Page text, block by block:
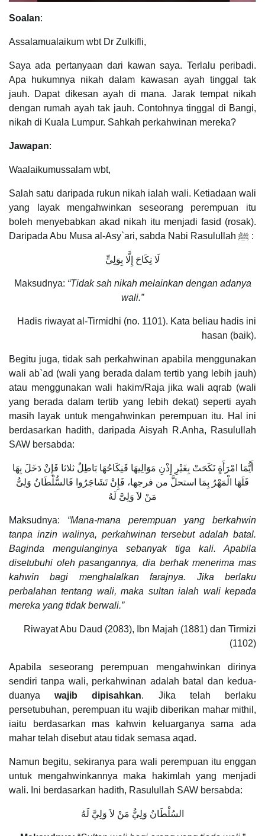
Soa lan:
Assalamualaikum wbt Dr Zulkifli,
Saya ada pertanyaan dari kawan saya. Terlalu peribadi.
Apa hukumnya nikah dalam kawasan ayah tinggal tak
jauh. Dapat dikesan ayah di mana. Jarak tempat nikah
dengan rumah ayah tak jauh. Contohnya tinggal di Bangi,
nikah di Kuala Lumpur. Sahkah perkahwinan mereka?
Jawapan:
Waalaikumussalam wbt,
Salah satu daripada rukun nikah ialah wali. Ketiadaan wali
yang layak mengahwinkan seseorang perempuan itu
boleh menyebabkan akad nikah itu menjadi fasid (rosak).
Daripada Abu Musa al-Asy`ari, sabda Nabi Rasulullah ﷺ :
لَا نِكَاحَ إِلَّا بِوَلِيٍّ
Maksudnya: “Tidak sah nikah melainkan dengan adanya
wali.”
Hadis riwayat al-Tirmidhi (no. 1101). Kata beliau hadis ini
hasan (baik).
Begitu juga, tidak sah perkahwinan apabila menggunakan
wali ab`ad (wali yang berada dalam tertib yang lebih jauh)
atau menggunakan wali hakim/Raja jika wali aqrab (wali
yang berada dalam tertib yang lebih dekat) seperti ayah
masih layak untuk mengahwinkan perempuan itu. Hal ini
berdasarkan hadith, daripada Aisyah R.Anha, Rasulullah
SAW bersabda:
أَيُّمَا امْرَأَةٍ نَكَحَتْ بِغَيْرِ إِذْنِ مَوَالِيهَا فَنِكَاحُهَا بَاطِلٌ ثلاثا فَإِنْ دَخَلَ بِهَا
فَلَهَا الْمَهْرُ بِمَا استحلَّ من فرجها، فَإِنْ تَشَاجَرُوا فَالسُّلْطَانُ وَلِىُّ
مَنْ لاَ وَلِىَّ لَهُ
Maksudnya: “Mana-mana perempuan yang berkahwin
tanpa inzin walinya, perkahwinan tersebut adalah batal.
Baginda mengulanginya sebanyak tiga kali. Apabila
disetubuhi oleh pasangannya, dia berhak menerima mas
kahwin bagi menghalalkan farajnya. Jika berlaku
perbalahan tentang wali, maka sultan ialah wali kepada
mereka yang tidak berwali.”
Riwayat Abu Daud (2083), Ibn Majah (1881) dan Tirmizi
(1102)
Apabila seseorang perempuan mengahwinkan dirinya
sendiri tanpa wali, perkahwinan adalah batal dan kedua-
duanyawajib dipisahkan. Jika telah berlaku
persetubuhan, perempuan itu wajib diberikan mahar mithil,
iaitu berdasarkan mas kahwin keluarganya sama ada
mahar telah disebut atau tidak semasa aqad.
Namun begitu, sekiranya para wali perempuan itu enggan
untuk mengahwinkannya maka hakimlah yang menjadi
wali. Ini berdasarkan hadith, Rasulullah SAW bersabda:
السُلْطَانُ وَلِيُّ مَنْ لاَ وَلِيَّ لَهُ